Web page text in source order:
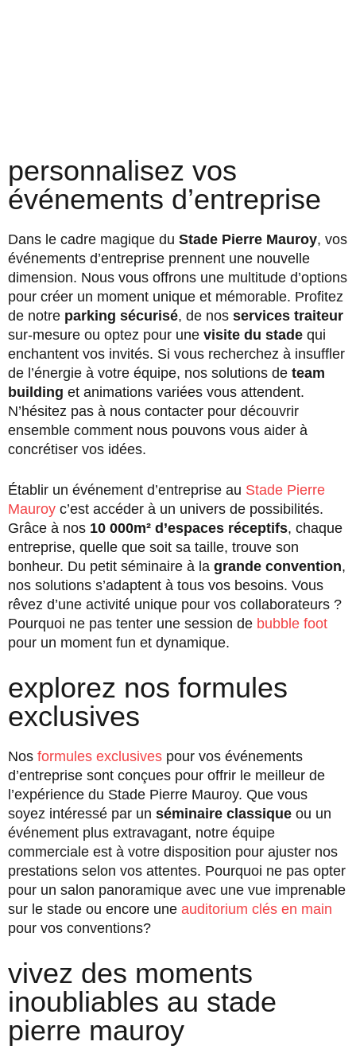
personnalisez vos
événements d’entreprise
Dans le cadre magique du Stade Pierre Mauroy, vos
événements d’entreprise prennent une nouvelle
dimension. Nous vous offrons une multitude d’options
pour créer un moment unique et mémorable. Profitez
de notre parking sécurisé, de nos services traiteur
sur-mesure ou optez pour une visite du stade qui
enchantent vos invités. Si vous recherchez à insuffler
de l’énergie à votre équipe, nos solutions de team
building et animations variées vous attendent.
N’hésitez pas à nous contacter pour découvrir
ensemble comment nous pouvons vous aider à
concrétiser vos idées.
Établir un événement d’entreprise au Stade Pierre
Mauroy c’est accéder à un univers de possibilités.
Grâce à nos 10 000m² d’espaces réceptifs, chaque
entreprise, quelle que soit sa taille, trouve son
bonheur. Du petit séminaire à la grande convention,
nos solutions s’adaptent à tous vos besoins. Vous
rêvez d’une activité unique pour vos collaborateurs ?
Pourquoi ne pas tenter une session de bubble foot
pour un moment fun et dynamique.
explorez nos formules
exclusives
Nos formules exclusives pour vos événements
d’entreprise sont conçues pour offrir le meilleur de
l’expérience du Stade Pierre Mauroy. Que vous
soyez intéressé par un séminaire classique ou un
événement plus extravagant, notre équipe
commerciale est à votre disposition pour ajuster nos
prestations selon vos attentes. Pourquoi ne pas opter
pour un salon panoramique avec une vue imprenable
sur le stade ou encore une auditorium clés en main
pour vos conventions?
vivez des moments
inoubliables au stade
pierre mauroy